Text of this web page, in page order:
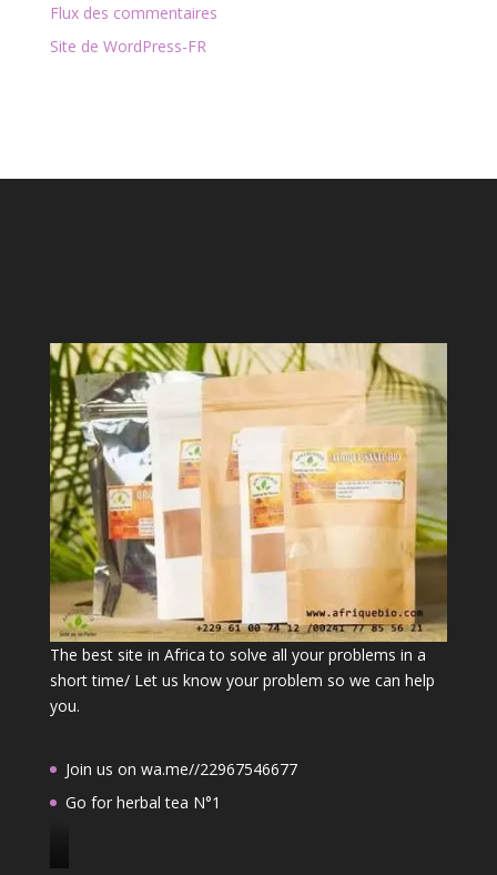
Flux des commentaires
Site de WordPress-FR
The best site in Africa to solve all your problems in a
short time/ Let us know your problem so we can help
you.
Join us on wa.me//22967546677
Go for herbal tea N°1